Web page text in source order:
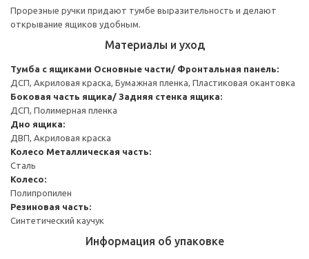
Прорезные ручки придают тумбе выразительность и делают
открывание ящиков удобным.
Материалы и уход
Тумба с ящиками Основные части/ Фронтальная панель:
ДСП, Акриловая краска, Бумажная пленка, Пластиковая окантовка
Боковая часть ящика/ Задняя стенка ящика:
ДСП, Полимерная пленка
Дно ящика:
ДВП, Акриловая краска
Колесо Металлическая часть:
Сталь
Колесо:
Полипропилен
Резиновая часть:
Синтетический каучук
Информация об упаковке